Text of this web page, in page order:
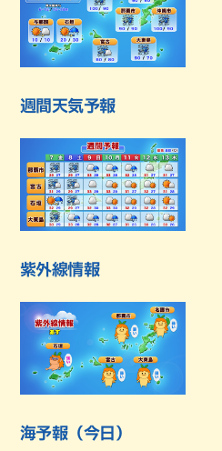
週間天気予報
紫外線情報
海予報（今日）